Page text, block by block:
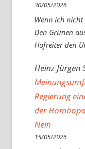
30/05/2026
Wenn ich nicht
Den Grünen
Hofreiter den
Heinz Jürgen
Regierung
der
Nein
15/05/2026